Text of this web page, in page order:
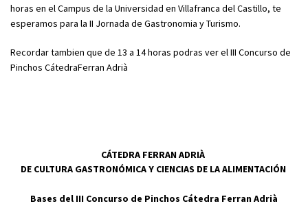
horas en el Campus de la Universidad en Villafranca del Castillo, te
esperamos para la II Jornada de Gastronomia y Turismo.
Recordar tambien que de 13 a 14 horas podras ver el III Concurso de
Pinchos CátedraFerran Adrià
CÁTEDRA FERRAN ADRIÀ
DE CULTURA GASTRONÓMICA Y CIENCIAS DE LA ALIMENTACIÓN
Bases del III Concurso de Pinchos Cátedra Ferran Adrià